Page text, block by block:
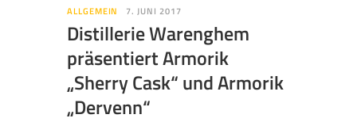
ALLGEMEIN 7. JUNI 2017
Distillerie Warenghem
präsentiert Armorik
„Sherry Cask“ und Armorik
„Dervenn“